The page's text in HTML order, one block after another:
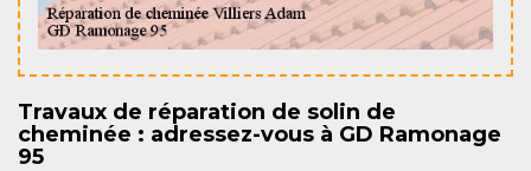
Travaux de réparation de solin de
cheminée : adressez-vous à GD Ramonage
95